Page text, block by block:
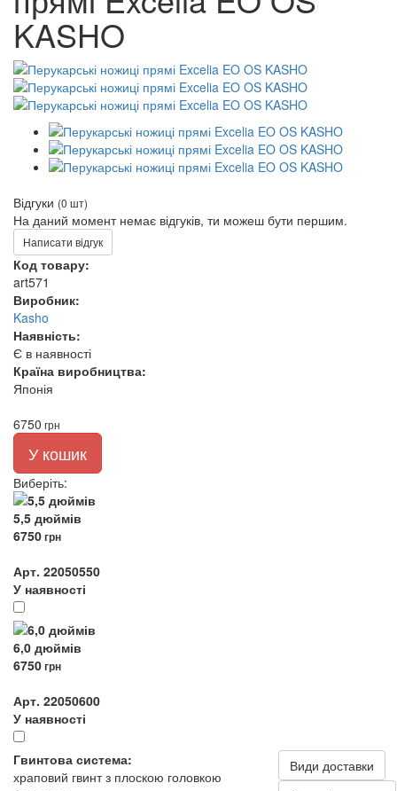
KASHO
Відгуки (0 шт)
На даний момент немає відгуків, ти можеш бути першим.
Написати відгук
Код товару:
art571
Виробник:
Kasho
Наявність:
Є в наявності
Країна виробництва:
Японія
6750 грн
У кошик
Виберіть:
5,5 дюймів
6750грн
Арт. 22050550
У наявності
6,0 дюймів
6750грн
Арт. 22050600
У наявності
Гвинтова система:
храповий гвинт з плоскою головкою
Види доставки